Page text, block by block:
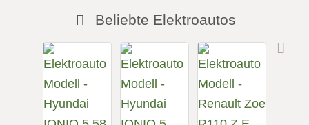
Beliebte Elektroautos